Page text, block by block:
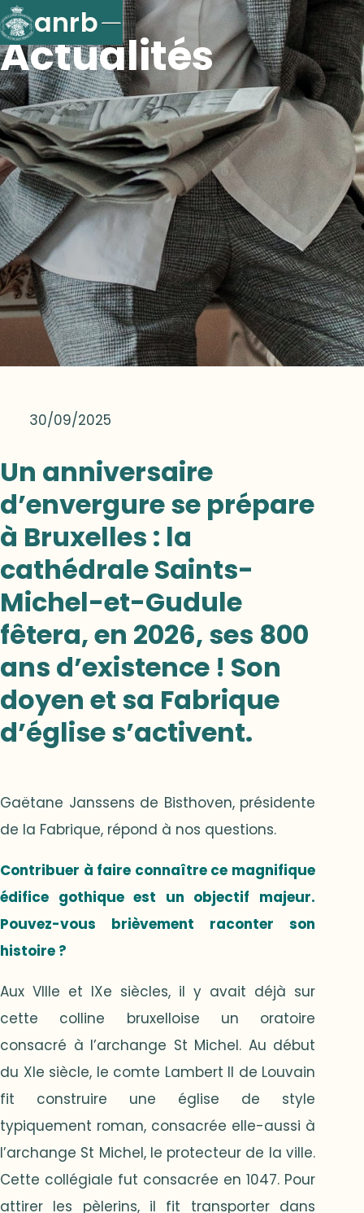
anrb
Actualités
30/09/2025
Un anniversaire
d’envergure se prépare
à Bruxelles : la
cathédrale Saints-
Michel-et-Gudule
fêtera, en 2026, ses 800
ans d’existence ! Son
doyen et sa Fabrique
d’église s’activent.
Gaëtane Janssens de Bisthoven, présidente
de la Fabrique, répond à nos questions.
Contribuer à faire connaître ce magnifique
édifice gothique est un objectif majeur.
Pouvez-vous brièvement raconter son
histoire ?
Aux VIIIe et IXe siècles, il y avait déjà sur
cette colline bruxelloise un oratoire
consacré à l’archange St Michel. Au début
du XIe siècle, le comte Lambert II de Louvain
fit construire une église de style
typiquement roman, consacrée elle-aussi à
l’archange St Michel, le protecteur de la ville.
Cette collégiale fut consacrée en 1047. Pour
attirer les pèlerins, il fit transporter dans